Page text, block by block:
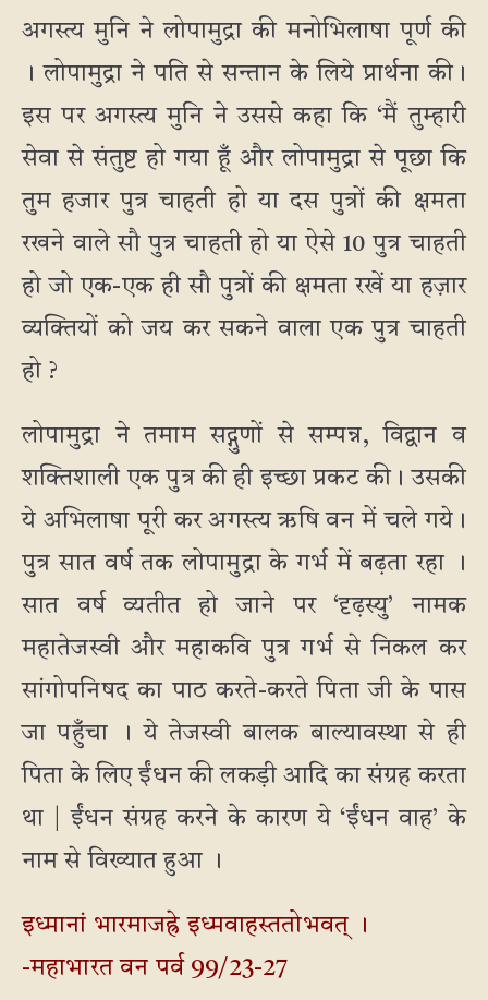
अगस्त्य मुनि ने लोपामुद्रा की मनोभिलाषा पूर्ण की
। लोपामुद्रा ने पति से सन्तान के लिये प्रार्थना की।
इस पर अगस्त्य मुनि ने उससे कहा कि ‘मैं तुम्हारी
सेवा से संतुष्ट हो गया हूँ और लोपामुद्रा से पूछा कि
तुम हजार पुत्र चाहती हो या दस पुत्रों की क्षमता
रखने वाले सौ पुत्र चाहती हो या ऐसे 10 पुत्र चाहती
हो जो एक-एक ही सौ पुत्रों की क्षमता रखें या हज़ार
व्यक्तियों को जय कर सकने वाला एक पुत्र चाहती
हो ?
लोपामुद्रा ने तमाम सद्गुणों से सम्पन्न, विद्वान व
शक्तिशाली एक पुत्र की ही इच्छा प्रकट की। उसकी
ये अभिलाषा पूरी कर अगस्त्य ऋषि वन में चले गये।
पुत्र सात वर्ष तक लोपामुद्रा के गर्भ में बढ़ता रहा ।
सात वर्ष व्यतीत हो जाने पर ‘दृढ़स्यु’ नामक
महातेजस्वी और महाकवि पुत्र गर्भ से निकल कर
सांगोपनिषद का पाठ करते-करते पिता जी के पास
जा पहुँचा । ये तेजस्वी बालक बाल्यावस्था से ही
पिता के लिए ईंधन की लकड़ी आदि का संग्रह करता
था | ईंधन संग्रह करने के कारण ये ‘ईंधन वाह’ के
नाम से विख्यात हुआ ।
इध्मानां भारमाजह्रे इध्मवाहस्ततोभवत् ।
-महाभारत वन पर्व 99/23-27